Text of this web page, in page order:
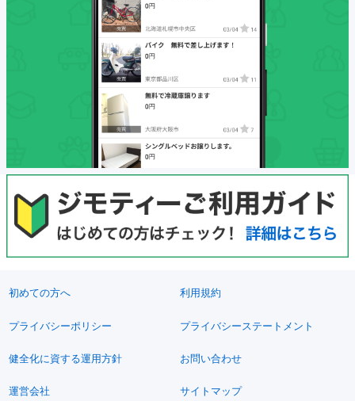
初めての方へ 利用規約
プライバシーポリシー プライバシーステートメント
健全化に資する運用方針 お問い合わせ
運営会社 サイトマップ